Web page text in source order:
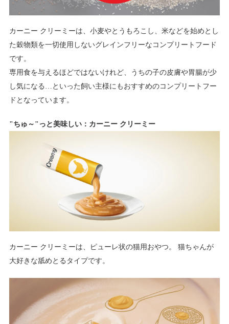
カーニー クリーミーは、小麦やとうもろこし、米などを始めとし
た穀物類を一切使用しないグレインフリーなコンプリートフード
です。
専用食を与えるほどではないけれど、うちの子の皮膚や胃腸が少
し気になる…といった飼い主様にもおすすめのコンプリートフー
ドとなっています。
"ちゅ～"っと美味しい：カーニー クリーミー
カーニー クリーミーは、ピューレ状の猫用おやつ。 猫ちゃんが
大好きな舐めとるタイプです。